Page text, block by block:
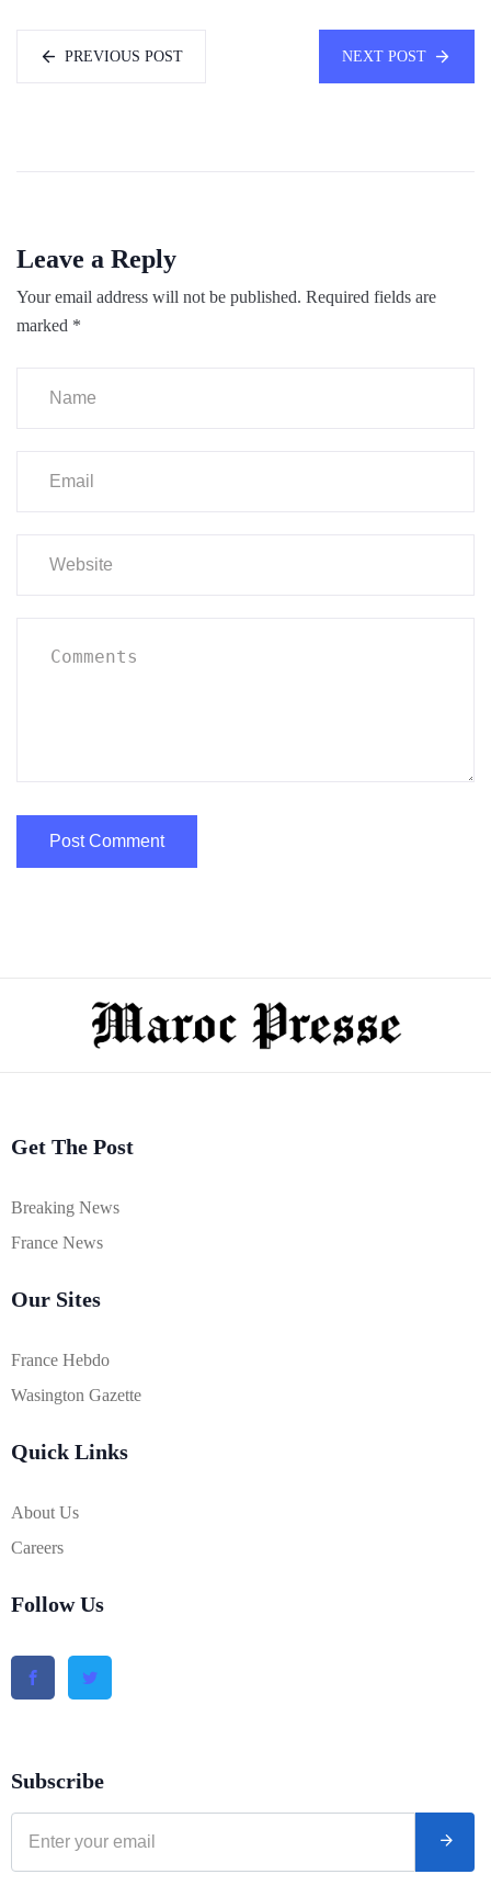
PREVIOUS POST NEXT POST
Leave a Reply
Your email address will not be published. Required fields are
marked *
Get The Post
Breaking News
France News
Our Sites
France Hebdo
Wasington Gazette
Quick Links
About Us
Careers
Follow Us
Subscribe